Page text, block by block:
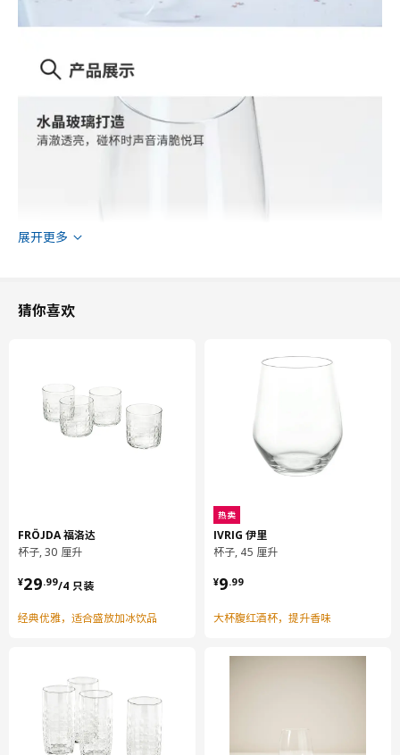
展开更多
猜你喜欢
FRÖJDA 福洛达
杯子, 30 厘升
¥29.99/4 只装
¥ 29.99/4 只装
经典优雅，适合盛放加冰饮品
热卖
IVRIG 伊里
杯子, 45 厘升
¥9.99
¥ 9.99
大杯腹红酒杯，提升香味